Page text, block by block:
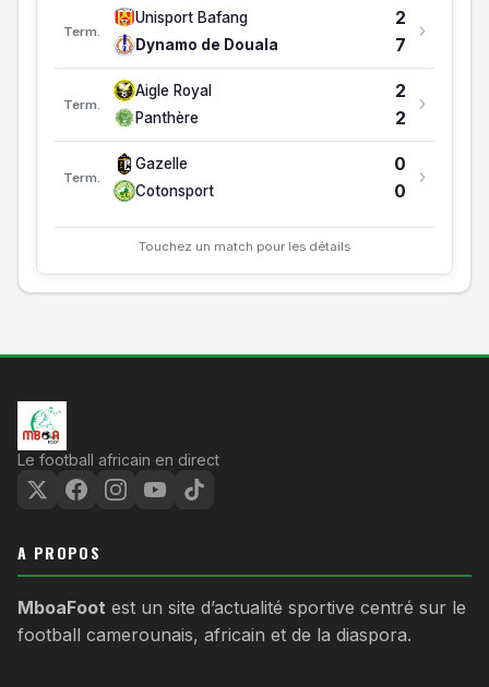
Term.
Unisport Bafang 2
Dynamo de Douala 7
Term.
Aigle Royal 2
Panthère 2
Term.
Gazelle 0
Cotonsport 0
Touchez un match pour les détails
Le football africain en direct
A PROPOS
MboaFoot est un site d’actualité sportive centré sur le
football camerounais, africain et de la diaspora.